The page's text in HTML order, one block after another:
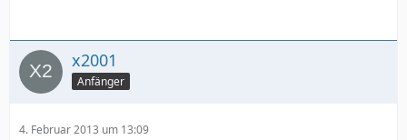
x2001
Anfänger
4. Februar 2013 um 13:09